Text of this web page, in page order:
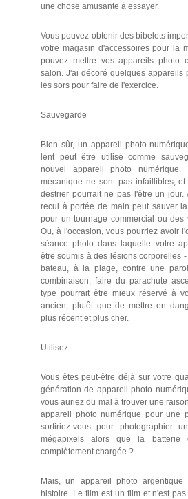
une chose amusante à essayer.
Vous pouvez obtenir des bibelots
votre magasin d'accessoires pour la
pouvez mettre vos appareils photo
salon. J'ai décoré quelques appareils
les sors pour faire de l'exercice.
Sauvegarde
Bien sûr, un appareil photo
lent peut être utilisé comme
nouvel appareil photo numérique.
mécanique ne sont pas infaillibles,
destrier pourrait ne pas l'être un jour.
recul à portée de main peut sauver
pour un tournage commercial ou des
Ou, à l'occasion, vous pourriez avoir
séance photo dans laquelle votre
être soumis à des lésions corporelles
bateau, à la plage, contre une
combinaison, faire du parachute
type pourrait être mieux réservé à
ancien, plutôt que de mettre en
plus récent et plus cher.
Utilisez
Vous êtes peut-être déjà sur votre
génération de appareil photo
vous auriez du mal à trouver une
appareil photo numérique pour une
sortiriez-vous pour photographier
mégapixels alors que la batterie
complètement chargée ?
Mais, un appareil photo
histoire. Le film est un film et n'est